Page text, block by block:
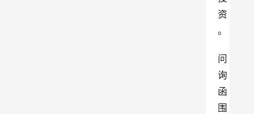
资
。
问
询
函
围